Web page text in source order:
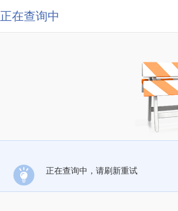
正在查询中
正在查询中，请刷新重试